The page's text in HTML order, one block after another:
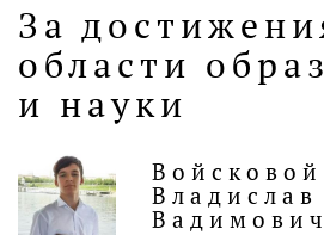
За
области
и науки
Войсковой
Владислав
Вадимович